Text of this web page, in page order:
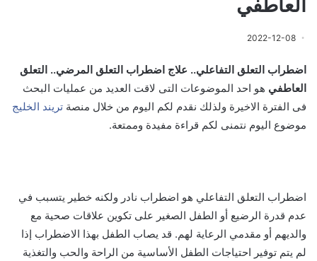
العاطفي
2022-12-08
اضطراب التعلق التفاعلي.. علاج اضطراب التعلق المرضي.. التعلق
العاطفي هو احد الموضوعات التى لاقت العديد من عمليات البحث
فى الفترة الاخيرة ولذلك نقدم لكم اليوم من خلال منصة تريند الخليج
موضوع اليوم نتمنى لكم قراءة مفيدة وممتعة.
اضطراب التعلق التفاعلي هو اضطراب نادر ولكنه خطير يتسبب في
عدم قدرة الرضيع أو الطفل الصغير على تكوين علاقات صحية مع
والديهم أو مقدمي الرعاية لهم. قد يصاب الطفل بهذا الاضطراب إذا
لم يتم توفير احتياجات الطفل الأساسية من الراحة والحب والتغذية